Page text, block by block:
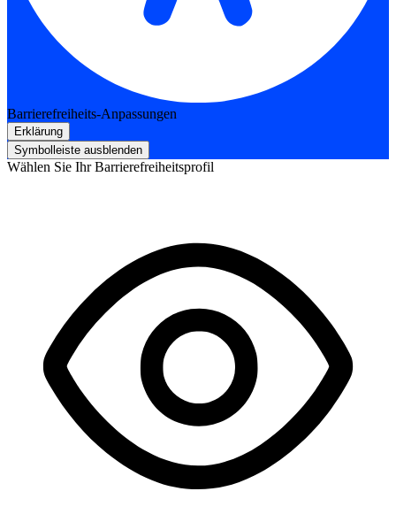
Barrierefreiheits-Anpassungen
Erklärung
Symbolleiste ausblenden
Wählen Sie Ihr Barrierefreiheitsprofil